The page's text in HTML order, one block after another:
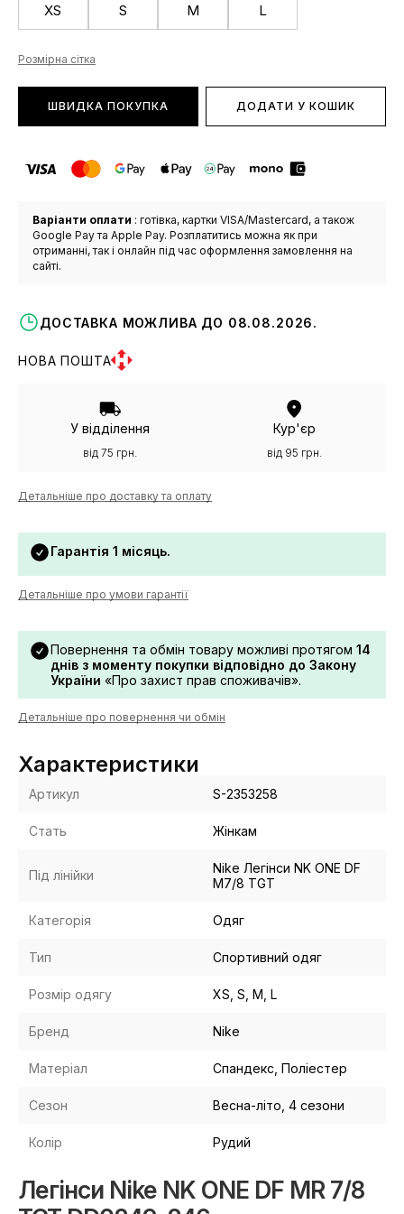
XS S M L
Розмірна сітка
ШВИДКА ПОКУПКА ДОДАТИ У КОШИК
Варіанти оплати : готівка, картки VISA/Mastercard, а також
Google Pay та Apple Pay. Розплатитись можна як при
отриманні, так і онлайн під час оформлення замовлення на
сайті.
ДОСТАВКА МОЖЛИВА ДО 08.08.2026.
НОВА ПОШТА
У відділення
від 75 грн.
Кур'єр
від 95 грн.
Детальніше про доставку та оплату
Гарантія 1 місяць.
Детальніше про умови гарантії
Повернення та обмін товару можливі протягом 14
днів з моменту покупки відповідно до Закону
України «Про захист прав споживачів».
Детальніше про повернення чи обмін
Характеристики
Артикул S-2353258
Стать Жінкам
Під лінійки
Nike Легінси NK ONE DF
M7/8 TGT
Категорія Одяг
Тип Спортивний одяг
Розмір одягу XS, S, M, L
Бренд Nike
Матеріал Спандекс, Поліестер
Сезон Весна-літо, 4 сезони
Колір Рудий
Легінси Nike NK ONE DF MR 7/8